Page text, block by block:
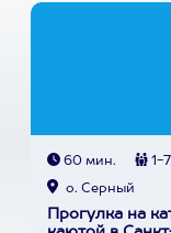
60 мин. 1-7
о. Серный
Прогулка на